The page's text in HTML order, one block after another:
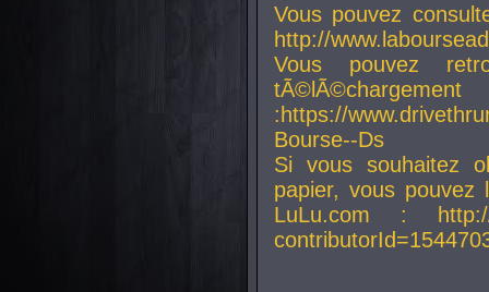
Vous pouvez
http://
Vous pouvez
:https://
Bourse--Ds
Si vous souhaitez
papier, vous
LuLu.com : http://